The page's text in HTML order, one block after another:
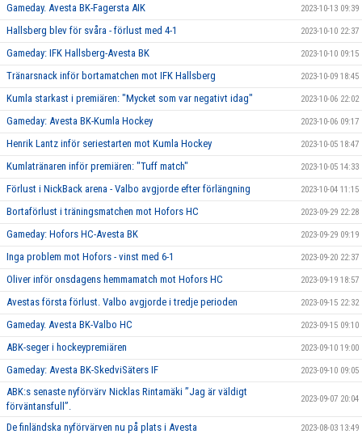
Gameday. Avesta BK-Fagersta AIK 2023-10-13 09:39
Hallsberg blev för svåra - förlust med 4-1 2023-10-10 22:37
Gameday: IFK Hallsberg-Avesta BK 2023-10-10 09:15
Tränarsnack inför bortamatchen mot IFK Hallsberg 2023-10-09 18:45
Kumla starkast i premiären: "Mycket som var negativt idag" 2023-10-06 22:02
Gameday: Avesta BK-Kumla Hockey 2023-10-06 09:17
Henrik Lantz inför seriestarten mot Kumla Hockey 2023-10-05 18:47
Kumlatränaren inför premiären: "Tuff match" 2023-10-05 14:33
Förlust i NickBack arena - Valbo avgjorde efter förlängning 2023-10-04 11:15
Bortaförlust i träningsmatchen mot Hofors HC 2023-09-29 22:28
Gameday: Hofors HC-Avesta BK 2023-09-29 09:19
Inga problem mot Hofors - vinst med 6-1 2023-09-20 22:37
Oliver inför onsdagens hemmamatch mot Hofors HC 2023-09-19 18:57
Avestas första förlust. Valbo avgjorde i tredje perioden 2023-09-15 22:32
Gameday. Avesta BK-Valbo HC 2023-09-15 09:10
ABK-seger i hockeypremiären 2023-09-10 19:00
Gameday: Avesta BK-SkedviSäters IF 2023-09-10 09:05
ABK:s senaste nyförvärv Nicklas Rintamäki ”Jag är väldigt
förväntansfull”.
2023-09-07 20:04
De finländska nyförvärven nu på plats i Avesta 2023-08-03 13:49